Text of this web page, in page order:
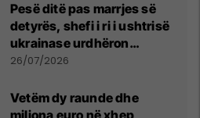
Pesë ditë pas marrjes së
detyrës, shefi i ri i ushtrisë
ukrainase urdhëron
kontroll të madh
26/07/2026
Vetëm dy raunde dhe